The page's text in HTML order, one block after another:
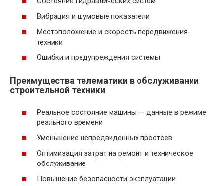
Вибрация и шумовые показатели
Местоположение и скорость передвижения
техники
Ошибки и предупреждения системы
Преимущества телематики в обслуживании
строительной техники
Реальное состояние машины — данные в режиме
реального времени
Уменьшение непредвиденных простоев
Оптимизация затрат на ремонт и техническое
обслуживание
Повышение безопасности эксплуатации